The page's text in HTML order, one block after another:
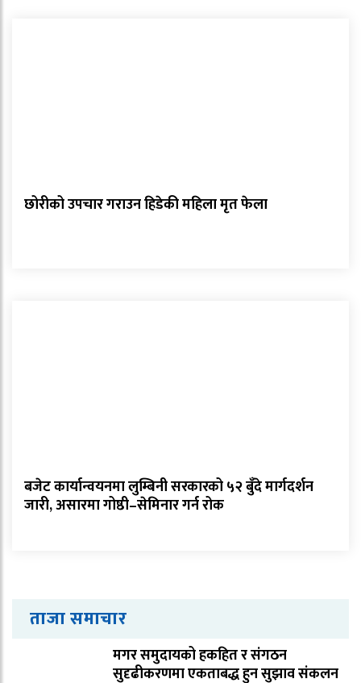
छोरीको उपचार गराउन हिडेकी महिला मृत फेला
बजेट कार्यान्वयनमा लुम्बिनी सरकारको ५२ बुँदे मार्गदर्शन
जारी, असारमा गोष्ठी–सेमिनार गर्न रोक
ताजा समाचार
मगर समुदायको हकहित र संगठन
सुदृढीकरणमा एकताबद्ध हुन सुझाव संकलन